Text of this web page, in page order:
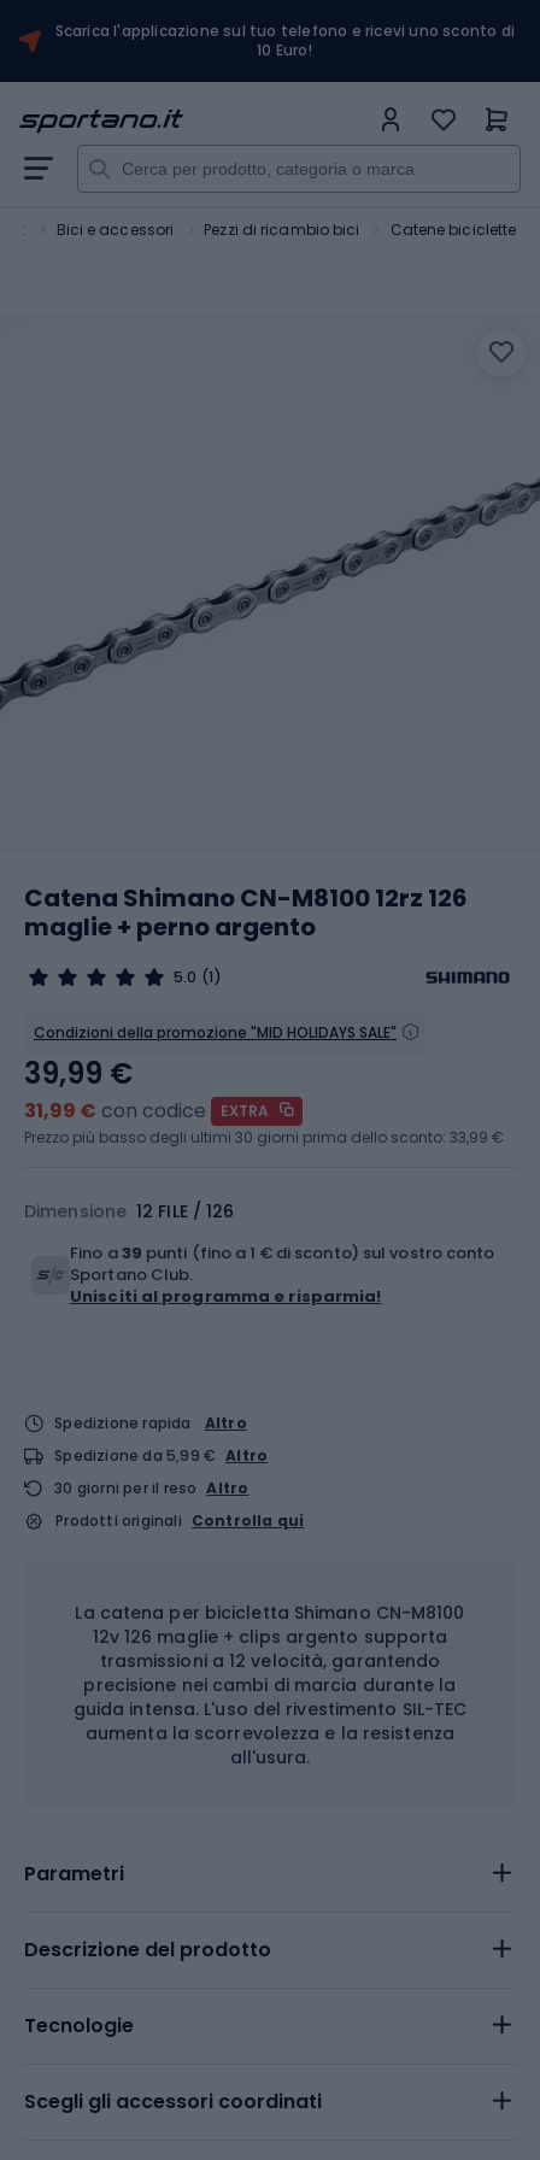
Scarica l'applicazione sul tuo telefono e ricevi uno sconto di
10 Euro!
Bici e accessori Pezzi di ricambio bici Catene biciclette
Catena Shimano CN-M8100 12rz 126
maglie + perno argento
5.0 (1)
Condizioni della promozione "MID HOLIDAYS SALE"
Dimensione 12 FILE / 126
39,99 €
31,99 € con codice
EXTRA
Prezzo più basso degli ultimi 30 giorni prima dello sconto: 33,99 €
Fino a39 punti (fino a 1 € di sconto) sul vostro conto
Sportano Club.
Unisciti al programma e risparmia!
Spedizione rapida
Altro
Spedizione da 5,99 € Altro
30 giorni per il reso Altro
Prodotti originali Controlla qui
La catena per bicicletta Shimano CN-M8100
12v 126 maglie + clips argento supporta
trasmissioni a 12 velocità, garantendo
precisione nei cambi di marcia durante la
guida intensa. L'uso del rivestimento SIL-TEC
aumenta la scorrevolezza e la resistenza
all'usura.
Parametri
Descrizione del prodotto
Tecnologie
Scegli gli accessori coordinati